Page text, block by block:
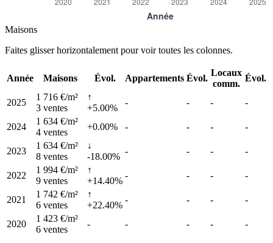
Maisons
Faites glisser horizontalement pour voir toutes les colonnes.
Année Maisons Évol. Appartements Évol.
Locaux
comm.
Évol.
2025
1 716 €/m²
3 ventes
↑
+5.00%
- - - -
2024
1 634 €/m²
4 ventes
+0.00% - - - -
2023
1 634 €/m²
8 ventes
↓
-18.00%
- - - -
2022
1 994 €/m²
9 ventes
↑
+14.40%
- - - -
2021
1 742 €/m²
6 ventes
↑
+22.40%
- - - -
2020
1 423 €/m²
6 ventes
- - - - -